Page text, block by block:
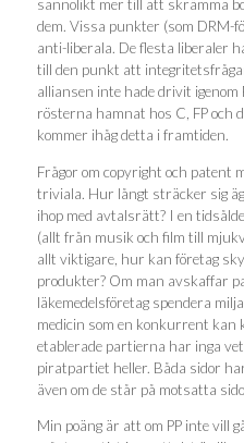
sannolikt mer till att skrämma
dem. Vissa punkter (som DRM-
anti-liberala. De flesta liberaler
till den punkt att
alliansen inte hade drivit igenom
rösterna hamnat hos C, FP och
kommer ihåg detta i framtiden.
Frågor om copyright och patent
triviala. Hur långt sträcker sig
ihop med avtalsrätt? I en
(allt från musik och film till
allt viktigare, hur kan företag
produkter? Om man avskaffar
läkemedelsföretag spendera
medicin som en konkurrent kan
etablerade partierna har inga
piratpartiet heller. Båda sidor
även om de står på motsatta
Min poäng är att om PP inte vill